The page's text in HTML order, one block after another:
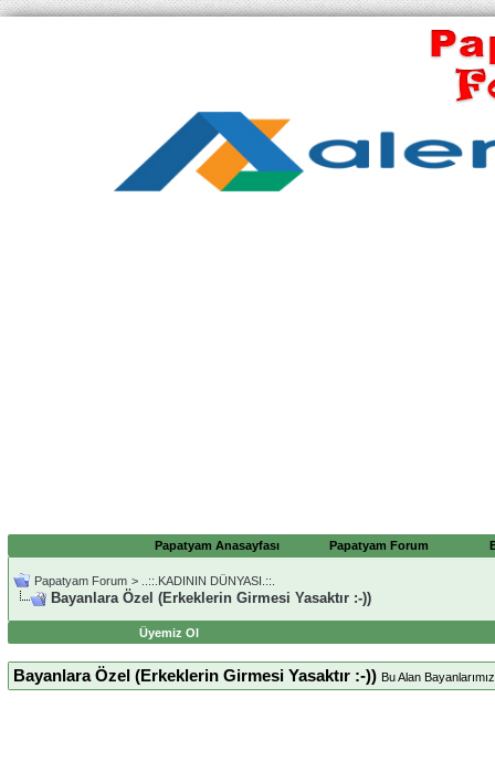
Papatyam Anasayfası Papatyam Forum
Papatyam Forum > ..::.KADININ DÜNYASI.::.
Bayanlara Özel (Erkeklerin Girmesi Yasaktır :-))
Üyemiz Ol
Bayanlara Özel (Erkeklerin Girmesi Yasaktır :-)) Bu Alan